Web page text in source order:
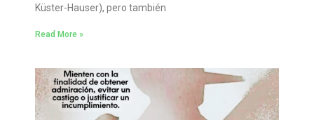
Küster-Hauser), pero también
Read More »